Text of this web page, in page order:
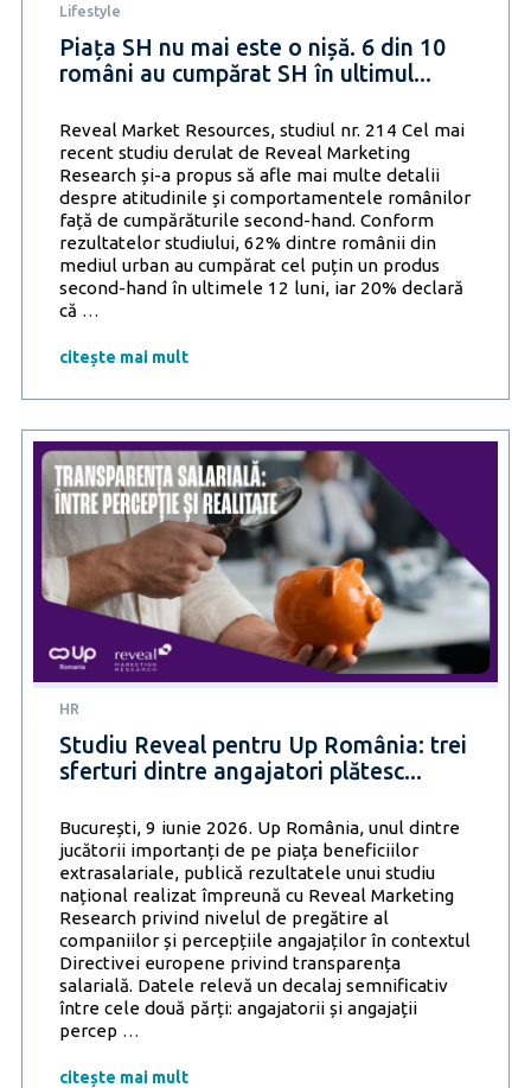
la
o
bere
efortul
fizic
Lifestyle
Piața SH nu mai este o nișă. 6 din 10
români au cumpărat SH în ultimul...
Reveal Market Resources, studiul nr. 214 Cel mai
recent studiu derulat de Reveal Marketing
Research și-a propus să afle mai multe detalii
despre atitudinile și comportamentele românilor
față de cumpărăturile second-hand. Conform
rezultatelor studiului, 62% dintre românii din
mediul urban au cumpărat cel puțin un produs
second-hand în ultimele 12 luni, iar 20% declară
că …
nu
este
nișă.
6
din
10
români
cumpărat
SH
în
ultimul
an
citește mai mult
HR
Studiu Reveal pentru Up România: trei
sferturi dintre angajatori plătesc...
București, 9 iunie 2026. Up România, unul dintre
jucătorii importanți de pe piața beneficiilor
extrasalariale, publică rezultatele unui studiu
național realizat împreună cu Reveal Marketing
Research privind nivelul de pregătire al
companiilor și percepțiile angajaților în contextul
Directivei europene privind transparența
salarială. Datele relevă un decalaj semnificativ
între cele două părți: angajatorii și angajații
percep …
pentru
citește mai mult